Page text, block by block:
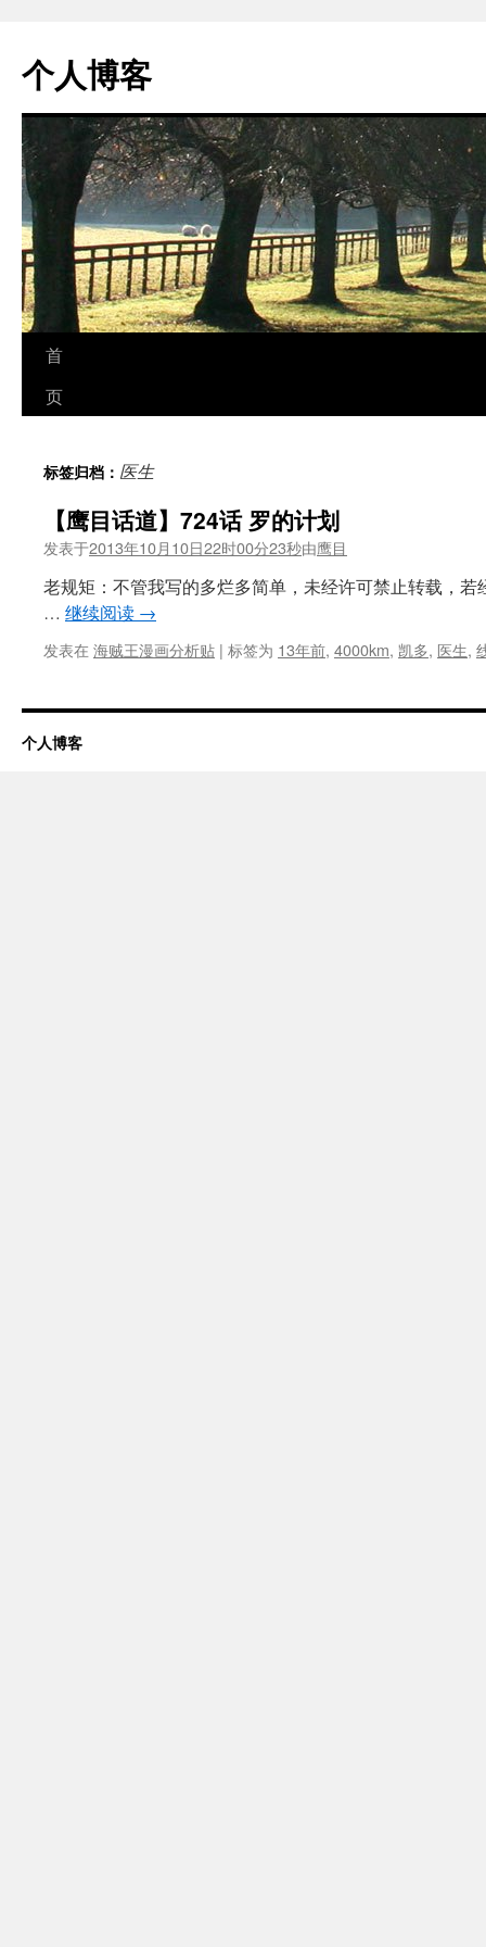
个人博客
跳
至
文
首
页
标签归档： 医生
【鹰目话道】724话 罗的计划
发表于2013年10月10日22时00分23秒由鹰目
老规矩：不管我写的多烂多简单，未经许可禁止转载，
… 继续阅读 →
发表在 海贼王漫画分析贴 | 标签为 13年前, 4000km, 凯多, 医生,
个人博客